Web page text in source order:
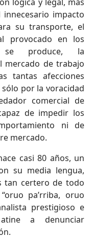
impacto
su transporte, el
provocado en los
se produce, la
mercado de trabajo
tantas afecciones
por la voracidad
comercial de
de impedir los
ni de
mercado.
casi 80 años, un
su media lengua,
tan certero de todo
pa’rriba, oruo
prestigioso e
a denunciar